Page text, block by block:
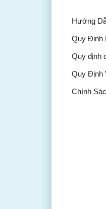
Hướng
Quy Định
Quy định
Quy Định
Chính